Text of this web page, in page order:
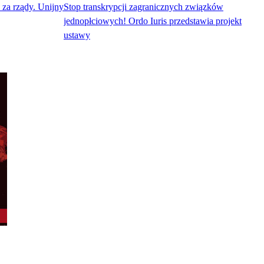
rządy. UnijnyStop transkrypcji zagranicznych związków
jednopłciowych! Ordo Iuris przedstawia projekt
ustawy